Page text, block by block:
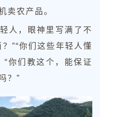
卖农产品。
人，眼神里写满了不
”“你们这些年轻人懂
“你们教这个，能保证
？”